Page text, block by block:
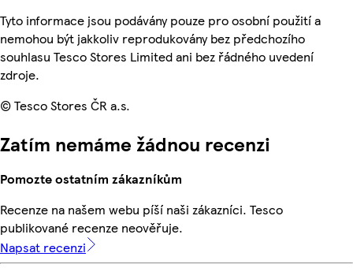
Tyto informace jsou podávány pouze pro osobní použití a
nemohou být jakkoliv reprodukovány bez předchozího
souhlasu Tesco Stores Limited ani bez řádného uvedení
zdroje.
© Tesco Stores ČR a.s.
Zatím nemáme žádnou recenzi
Pomozte ostatním zákazníkům
Recenze na našem webu píší naši zákazníci. Tesco
publikované recenze neověřuje.
Napsat recenzi